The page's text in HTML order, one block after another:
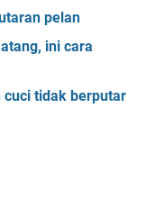
pelan
ini cara
cuci tidak berputar